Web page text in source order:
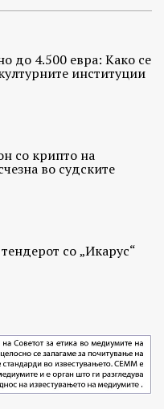
до 4.500 евра: Како се
институции
со крипто на
во судските
со „Икарус“